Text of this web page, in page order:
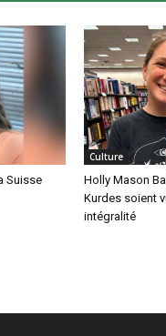
Suisse
Culture
Holly Mason
Kurdes soient
intégralité